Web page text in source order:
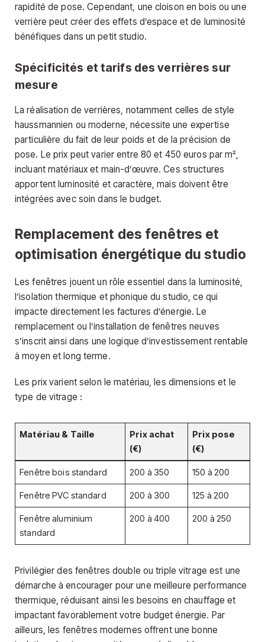
rapidité de pose. Cependant, une cloison en bois ou une
verrière peut créer des effets d’espace et de luminosité
bénéfiques dans un petit studio.
Spécificités et tarifs des verrières sur
mesure
La réalisation de verrières, notamment celles de style
haussmannien ou moderne, nécessite une expertise
particulière du fait de leur poids et de la précision de
pose. Le prix peut varier entre 80 et 450 euros par m²,
incluant matériaux et main-d’œuvre. Ces structures
apportent luminosité et caractère, mais doivent être
intégrées avec soin dans le budget.
Remplacement des fenêtres et
optimisation énergétique du studio
Les fenêtres jouent un rôle essentiel dans la luminosité,
l’isolation thermique et phonique du studio, ce qui
impacte directement les factures d’énergie. Le
remplacement ou l’installation de fenêtres neuves
s’inscrit ainsi dans une logique d’investissement rentable
à moyen et long terme.
Les prix varient selon le matériau, les dimensions et le
type de vitrage :
Matériau & Taille
Prix achat
(€)
Prix pose
(€)
Fenêtre bois standard 200 à 350 150 à 200
Fenêtre PVC standard 200 à 300 125 à 200
Fenêtre aluminium
standard
200 à 400 200 à 250
Privilégier des fenêtres double ou triple vitrage est une
démarche à encourager pour une meilleure performance
thermique, réduisant ainsi les besoins en chauffage et
impactant favorablement votre budget énergie. Par
ailleurs, les fenêtres modernes offrent une bonne